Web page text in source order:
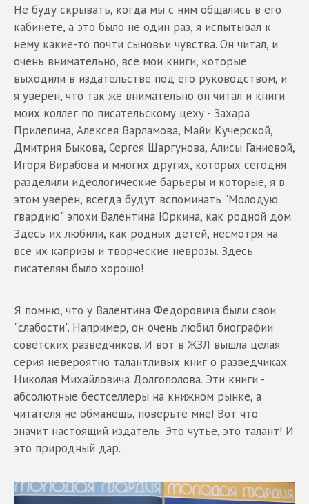
Не буду скрывать, когда мы с ним общались в его
кабинете, а это было не один раз, я испытывал к
нему какие-то почти сыновьи чувства. Он читал, и
очень внимательно, все мои книги, которые
выходили в издательстве под его руководством, и
я уверен, что так же внимательно он читал и книги
моих коллег по писательскому цеху - Захара
Прилепина, Алексея Варламова, Майи Кучерской,
Дмитрия Быкова, Сергея Шаргунова, Алисы Ганиевой,
Игоря Вирабова и многих других, которых сегодня
разделили идеологические барьеры и которые, я в
этом уверен, всегда будут вспоминать "Молодую
гвардию" эпохи Валентина Юркина, как родной дом.
Здесь их любили, как родных детей, несмотря на
все их капризы и творческие неврозы. Здесь
писателям было хорошо!
Я помню, что у Валентина Федоровича были свои
"слабости". Например, он очень любил биографии
советских разведчиков. И вот в ЖЗЛ вышла целая
серия невероятно талантливых книг о разведчиках
Николая Михайловича Долгополова. Эти книги -
абсолютные бестселлеры на книжном рынке, а
читателя не обманешь, поверьте мне! Вот что
значит настоящий издатель. Это чутье, это талант! И
это природный дар.